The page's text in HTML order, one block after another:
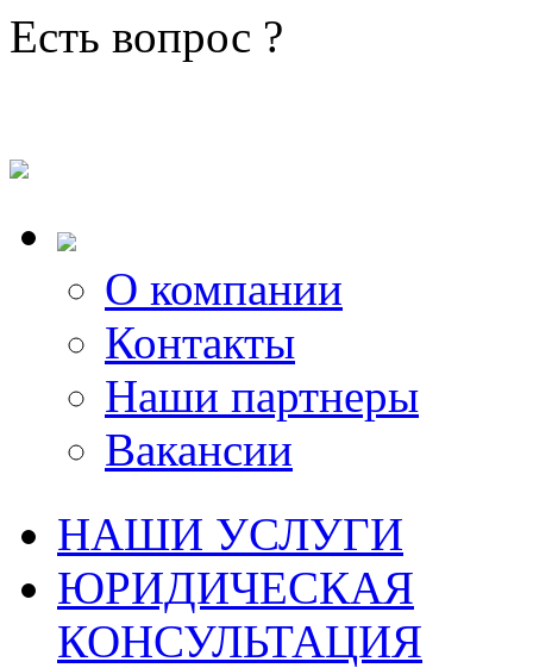
Есть вопрос ?
О компании
Контакты
Наши партнеры
Вакансии
НАШИ УСЛУГИ
ЮРИДИЧЕСКАЯ
КОНСУЛЬТАЦИЯ